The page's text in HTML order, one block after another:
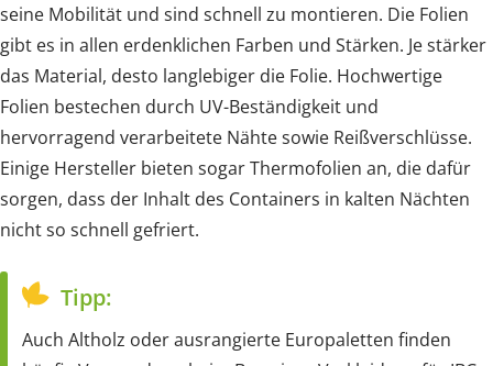
seine Mobilität und sind schnell zu montieren. Die Folien
gibt es in allen erdenklichen Farben und Stärken. Je stärker
das Material, desto langlebiger die Folie. Hochwertige
Folien bestechen durch UV-Beständigkeit und
hervorragend verarbeitete Nähte sowie Reißverschlüsse.
Einige Hersteller bieten sogar Thermofolien an, die dafür
sorgen, dass der Inhalt des Containers in kalten Nächten
nicht so schnell gefriert.
Tipp:
Auch Altholz oder ausrangierte Europaletten finden